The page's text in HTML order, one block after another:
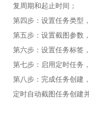
复周期和起止时间；
第四步：设置任务类型
第五步：设置截图参数
第六步：设置任务标签
第七步：启用定时任务
第八步：完成任务创建
定时自动截图任务创建